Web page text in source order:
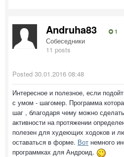
Andruha83 1
Собеседники
11 posts
Posted 30.01.2016 08:48
Интересное и полезное, если
с умом - шагомер. Программа
шаг , благодаря чему можно
активности на протяжении
полезен для худеющих ходоков и
оставаться в форме. Вот немного
программках для Андроид.